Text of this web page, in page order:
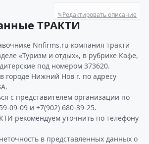
✎Редактировать описание
ТРАКТИ
Nnfirms.ru компания тракти
«Туризм и отдых», в рубрике Кафе,
под номером 373620.
городе Нижний Нов г. по адресу
с представителем организации по
09-09 и +7(902) 680-39-25.
рекомендуем уточнить по телефону
в представленных данных о